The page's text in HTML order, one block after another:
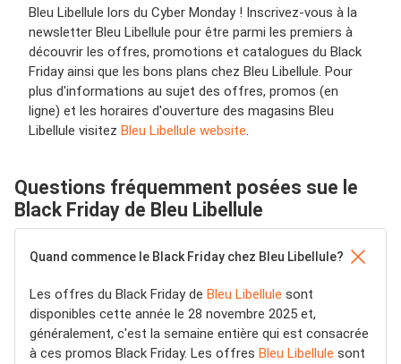
Bleu Libellule lors du Cyber Monday ! Inscrivez-vous à la
newsletter Bleu Libellule pour être parmi les premiers à
découvrir les offres, promotions et catalogues du Black
Friday ainsi que les bons plans chez Bleu Libellule. Pour
plus d'informations au sujet des offres, promos (en
ligne) et les horaires d'ouverture des magasins Bleu
Libellule visitez Bleu Libellule website.
Questions fréquemment posées sue le
Black Friday de Bleu Libellule
Quand commence le Black Friday chez Bleu Libellule?
Les offres du Black Friday de Bleu Libellule sont
disponibles cette année le 28 novembre 2025 et,
généralement, c'est la semaine entière qui est consacrée
à ces promos Black Friday. Les offres Bleu Libellule sont